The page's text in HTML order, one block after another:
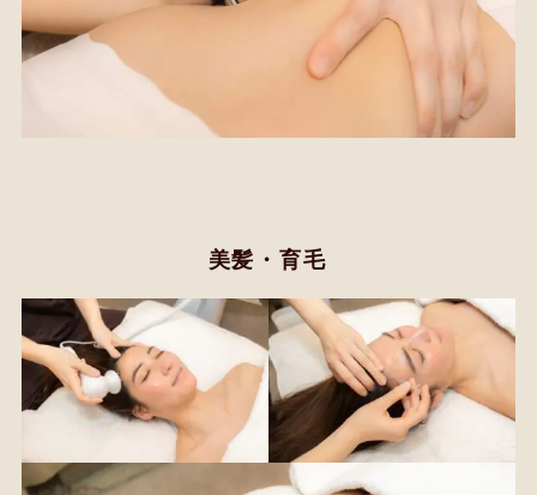
美髪・育毛